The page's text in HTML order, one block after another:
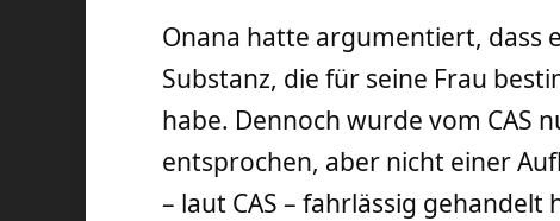
Onana hatte argumentiert, dass
Substanz, die für seine Frau
habe. Dennoch wurde vom CAS
entsprochen, aber nicht einer
– laut CAS – fahrlässig gehandelt